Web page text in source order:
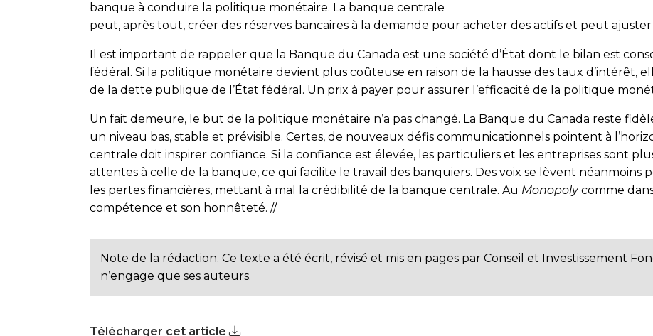
banque à conduire la politique monétaire. La banque centrale
peut, après tout, créer des réserves bancaires à la demande pour acheter des actifs et peut
Il est important de rappeler que la Banque du Canada est une société d’État dont le bilan est
fédéral. Si la politique monétaire devient plus coûteuse en raison de la hausse des taux d’intérêt,
de la dette publique de l’État fédéral. Un prix à payer pour assurer l’efficacité de la politique
Un fait demeure, le but de la politique monétaire n’a pas changé. La Banque du Canada reste
un niveau bas, stable et prévisible. Certes, de nouveaux défis communicationnels pointent à
centrale doit inspirer confiance. Si la confiance est élevée, les particuliers et les entreprises sont
attentes à celle de la banque, ce qui facilite le travail des banquiers. Des voix se lèvent
les pertes financières, mettant à mal la crédibilité de la banque centrale. Au Monopolycomme
compétence et son honnêteté. //
Note de la rédaction. Ce texte a été écrit, révisé et mis en pages par Conseil et Investissement
n’engage que ses auteurs.
Télécharger cet article